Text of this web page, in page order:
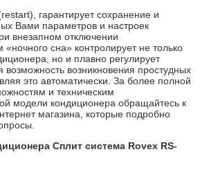
гарантирует сохранение и
Вами параметров и настроек
внезапном отключении
«ночного сна» контролирует не только
но и плавно регулирует
возможность возникновения простудных
это автоматически. За более полной
и техническим
модели кондиционера обращайтесь к
магазина, которые подробно
Сплит система Rovex RS-